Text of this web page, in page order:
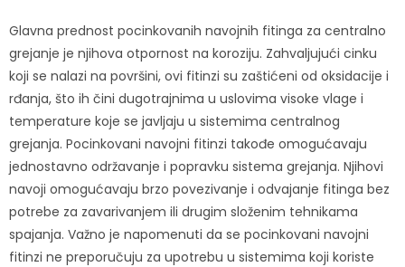
Glavna prednost pocinkovanih navojnih fitinga za centralno
grejanje je njihova otpornost na koroziju. Zahvaljujući cinku
koji se nalazi na površini, ovi fitinzi su zaštićeni od oksidacije i
rđanja, što ih čini dugotrajnima u uslovima visoke vlage i
temperature koje se javljaju u sistemima centralnog
grejanja. Pocinkovani navojni fitinzi takođe omogućavaju
jednostavno održavanje i popravku sistema grejanja. Njihovi
navoji omogućavaju brzo povezivanje i odvajanje fitinga bez
potrebe za zavarivanjem ili drugim složenim tehnikama
spajanja. Važno je napomenuti da se pocinkovani navojni
fitinzi ne preporučuju za upotrebu u sistemima koji koriste